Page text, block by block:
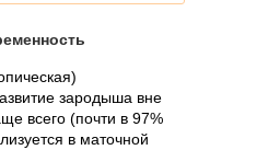
зародыша вне
всего (почти в 97%
в маточной